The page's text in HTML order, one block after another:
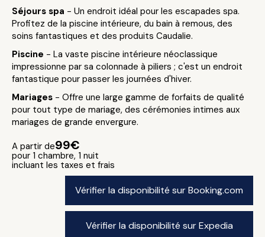
Séjours spa - Un endroit idéal pour les escapades spa.
Profitez de la piscine intérieure, du bain à remous, des
soins fantastiques et des produits Caudalie.
Piscine - La vaste piscine intérieure néoclassique
impressionne par sa colonnade à piliers ; c'est un endroit
fantastique pour passer les journées d'hiver.
Mariages - Offre une large gamme de forfaits de qualité
pour tout type de mariage, des cérémonies intimes aux
mariages de grande envergure.
A partir de99€
pour 1 chambre, 1 nuit
incluant les taxes et frais
Vérifier la disponibilité sur Booking.com
Vérifier la disponibilité sur Expedia